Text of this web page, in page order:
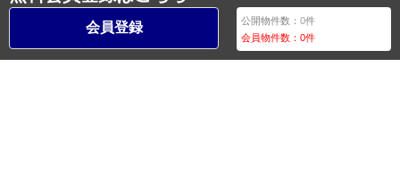
会員登録 公開物件数：0件
会員物件数：0件